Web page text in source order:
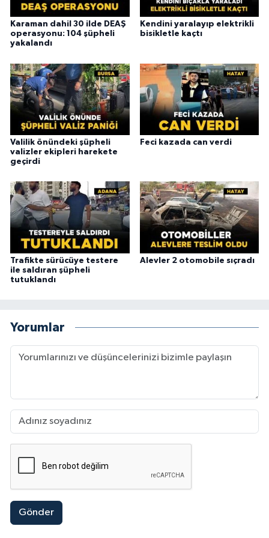
Karaman dahil 30 ilde DEAŞ
operasyonu: 104 şüpheli
yakalandı
Kendini yaralayıp elektrikli
bisikletle kaçtı
Valilik önündeki şüpheli
valizler ekipleri harekete
geçirdi
Feci kazada can verdi
Trafikte sürücüye testere
ile saldıran şüpheli
tutuklandı
Alevler 2 otomobile sıçradı
Yorumlar
Gönder